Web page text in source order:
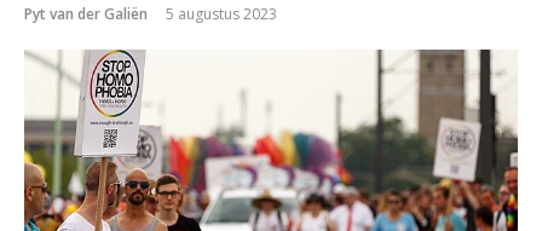
Pyt van der Galiën 5 augustus 2023